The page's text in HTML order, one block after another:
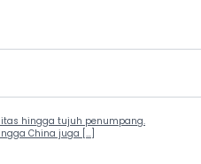
hingga tujuh penumpang.
China juga […]